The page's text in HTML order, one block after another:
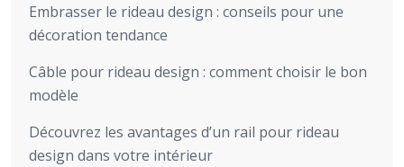
Embrasser le rideau design : conseils pour une
décoration tendance
Câble pour rideau design : comment choisir le bon
modèle
Découvrez les avantages d’un rail pour rideau
design dans votre intérieur